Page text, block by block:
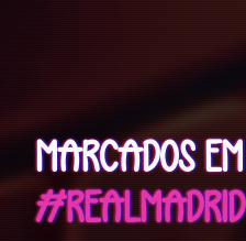
MARCADOS EM
#REALMADRID